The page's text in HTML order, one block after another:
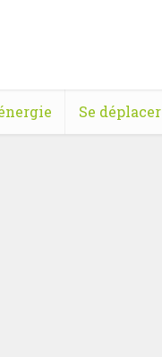
Se déplacer